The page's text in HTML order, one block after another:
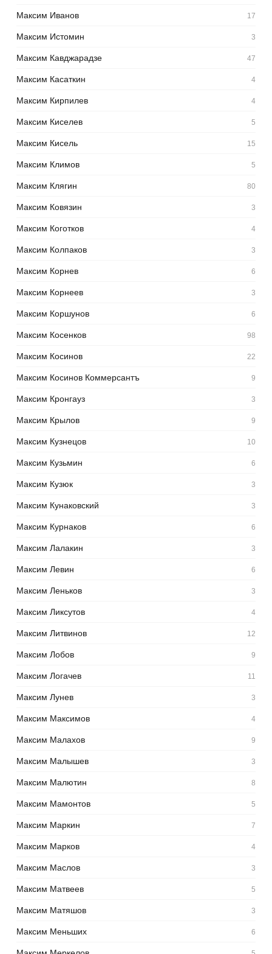
Максим Иванов 17
Максим Истомин 3
Максим Кавджарадзе 47
Максим Касаткин 4
Максим Кирпилев 4
Максим Киселев 5
Максим Кисель 15
Максим Климов 5
Максим Клягин 80
Максим Ковязин 3
Максим Коготков 4
Максим Колпаков 3
Максим Корнев 6
Максим Корнеев 3
Максим Коршунов 6
Максим Косенков 98
Максим Косинов 22
Максим Косинов Коммерсантъ 9
Максим Кронгауз 3
Максим Крылов 9
Максим Кузнецов 10
Максим Кузьмин 6
Максим Кузюк 3
Максим Кунаковский 3
Максим Курнаков 6
Максим Лалакин 3
Максим Левин 6
Максим Леньков 3
Максим Ликсутов 4
Максим Литвинов 12
Максим Лобов 9
Максим Логачев 11
Максим Лунев 3
Максим Максимов 4
Максим Малахов 9
Максим Малышев 3
Максим Малютин 8
Максим Мамонтов 5
Максим Маркин 7
Максим Марков 4
Максим Маслов 3
Максим Матвеев 5
Максим Матяшов 3
Максим Меньших 6